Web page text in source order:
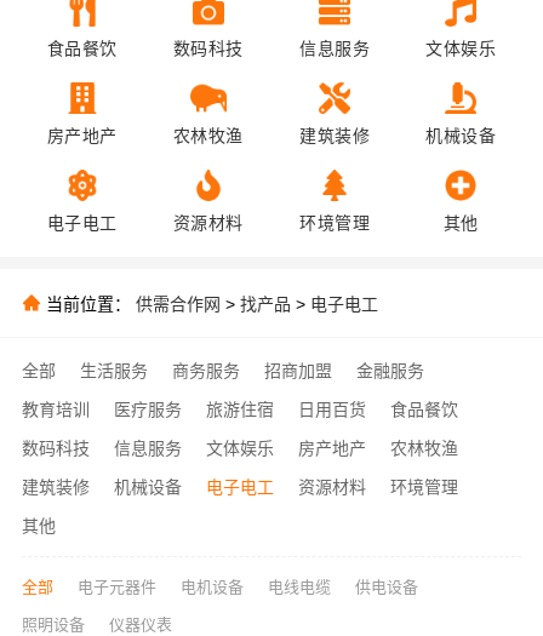
食品餐饮 数码科技 信息服务 文体娱乐
房产地产 农林牧渔 建筑装修 机械设备
电子电工 资源材料 环境管理 其他
当前位置： 供需合作网 > 找产品 > 电子电工
全部 生活服务 商务服务 招商加盟
金融服务
教育培训
医疗服务 旅游住宿 日用百货
食品餐饮
数码科技
信息服务 文体娱乐 房产地产
农林牧渔
建筑装修
机械设备 电子电工 资源材料
环境管理
其他
全部 电子元器件 电机设备 电线电缆 供电设备
照明设备 仪器仪表